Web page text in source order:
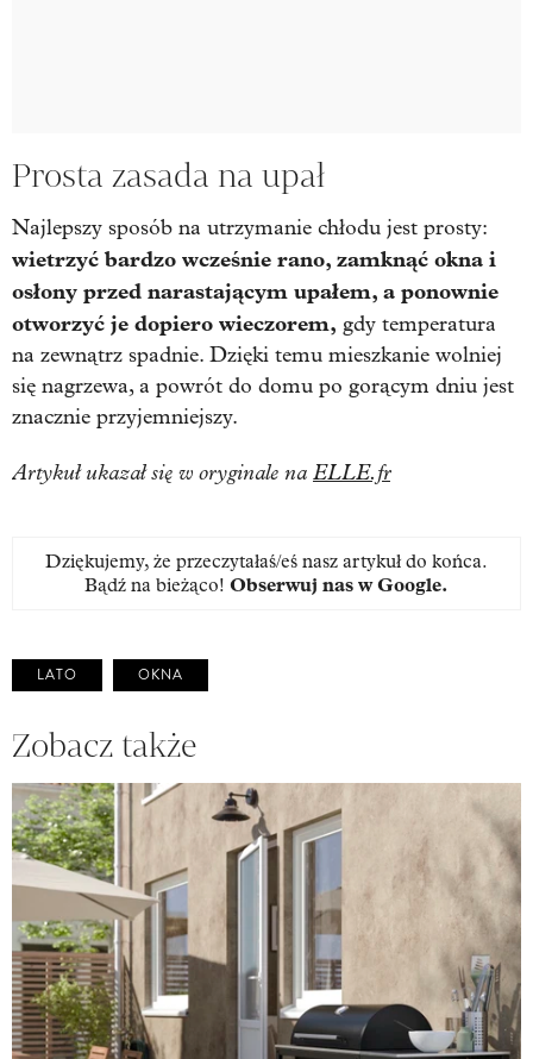
Prosta zasada na upał
Najlepszy sposób na utrzymanie chłodu jest prosty:
wietrzyć bardzo wcześnie rano, zamknąć okna i
osłony przed narastającym upałem, a ponownie
otworzyć je dopiero wieczorem, gdy temperatura
na zewnątrz spadnie. Dzięki temu mieszkanie wolniej
się nagrzewa, a powrót do domu po gorącym dniu jest
znacznie przyjemniejszy.
Artykuł ukazał się w oryginale na ELLE.fr
Dziękujemy, że przeczytałaś/eś nasz artykuł do końca.
Bądź na bieżąco! Obserwuj nas w Google.
LATO OKNA
Zobacz także